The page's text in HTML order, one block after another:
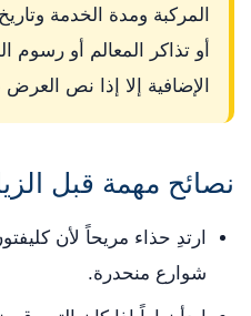
المركبة ومدة الخدمة
أو تذاكر المعالم أو رسوم
الإضافية إلا إذا نص
نصائح مهمة قبل
ارتدِ حذاء مريحاً لأن
شوارع منحدرة.